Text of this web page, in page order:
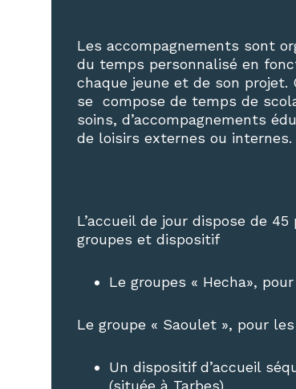
Les accompagnements sont
du temps personnalisé en
chaque jeune et de son
se compose de temps de
soins, d’accompagnements
de loisirs externes ou internes.
L’accueil de jour dispose de
groupes et dispositif
Le groupes « Hecha»,
Le groupe « Saoulet », pour
Un dispositif d’accueil
(située à Tarbes).